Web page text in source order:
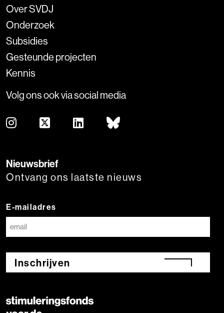
Over SVDJ
Onderzoek
Subsidies
Gesteunde projecten
Kennis
Volg ons ook via social media
Nieuwsbrief
Ontvang ons laatste nieuws
E-mailadres
Inschrijven